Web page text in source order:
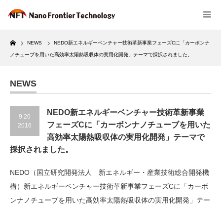
Home
NEWS NEDO新エネルギーベンチャー技術革新事業フェーズCに「カーボンナ
ノチューブを用いた高効率太陽熱吸収体の実用化開発」テーマで採択されました。
NEWS
9.20
2016
NEDO新エネルギーベンチャー技術革新事業
フェーズCに「カーボンナノチューブを用いた
高効率太陽熱吸収体の実用化開発」テーマで
採択されました。
NEDO（国立研究開発法人 新エネルギー・産業技術総合開発機
構）新エネルギーベンチャー技術革新事業フェーズCに「カーボ
ンナノチューブを用いた高効率太陽熱吸収体の実用化開発」テー